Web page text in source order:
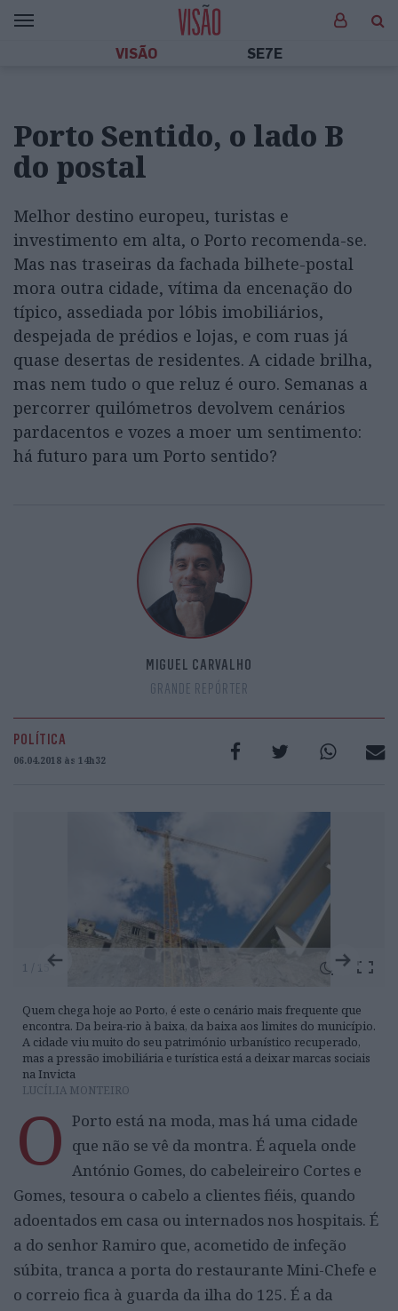
VISÃO SE7E
Porto Sentido, o lado B
do postal
Melhor destino europeu, turistas e
investimento em alta, o Porto recomenda-se.
Mas nas traseiras da fachada bilhete-postal
mora outra cidade, vítima da encenação do
típico, assediada por lóbis imobiliários,
despejada de prédios e lojas, e com ruas já
quase desertas de residentes. A cidade brilha,
mas nem tudo o que reluz é ouro. Semanas a
percorrer quilómetros devolvem cenários
pardacentos e vozes a moer um sentimento:
há futuro para um Porto sentido?
MIGUEL CARVALHO
GRANDE REPÓRTER
POLÍTICA
06.04.2018 às 14h32
1 / 15
Quem chega hoje ao Porto, é este o cenário mais frequente que
encontra. Da beira-rio à baixa, da baixa aos limites do município.
A cidade viu muito do seu património urbanístico recuperado,
mas a pressão imobiliária e turística está a deixar marcas sociais
na Invicta
LUCÍLIA MONTEIRO
O Porto está na moda, mas há uma cidade
que não se vê da montra. É aquela onde
António Gomes, do cabeleireiro Cortes e
Gomes, tesoura o cabelo a clientes fiéis, quando
adoentados em casa ou internados nos hospitais. É
a do senhor Ramiro que, acometido de infeção
súbita, tranca a porta do restaurante Mini-Chefe e
o correio fica à guarda da ilha do 125. É a da